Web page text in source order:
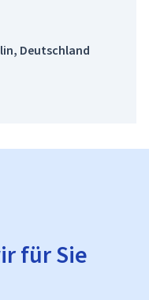
Deutschland
für Sie